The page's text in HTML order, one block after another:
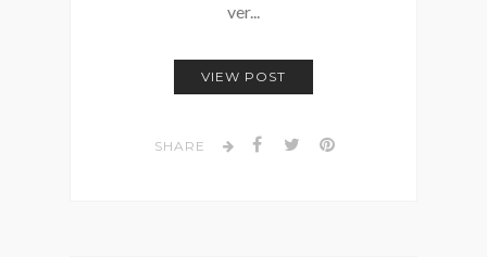
ver...
VIEW POST
SHARE